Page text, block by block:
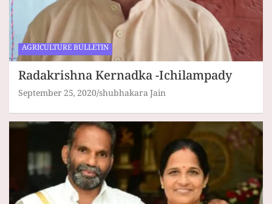
AGRICULTURE BULLETIN
Radakrishna Kernadka -Ichilampady
September 25, 2020shubhakara Jain